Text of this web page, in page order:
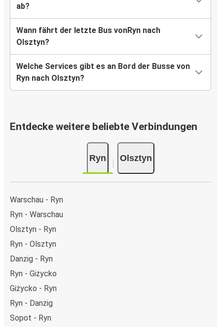
ab?
Wann fährt der letzte Bus vonRyn nach
Olsztyn?
Welche Services gibt es an Bord der Busse von
Ryn nach Olsztyn?
Entdecke weitere beliebte Verbindungen
Ryn Olsztyn
Warschau - Ryn
Ryn - Warschau
Olsztyn - Ryn
Ryn - Olsztyn
Danzig - Ryn
Ryn - Giżycko
Giżycko - Ryn
Ryn - Danzig
Sopot - Ryn